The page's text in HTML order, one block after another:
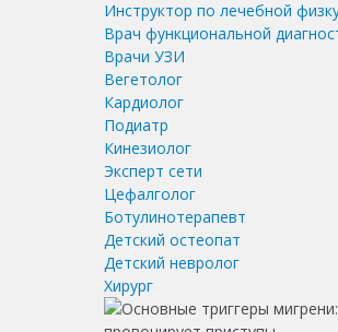
Инструктор по лечебной
Врач функциональной
Врачи УЗИ
Вегетолог
Кардиолог
Подиатр
Кинезиолог
Эксперт сети
Цефалголог
Ботулинотерапевт
Детский остеопат
Детский невролог
Хирург